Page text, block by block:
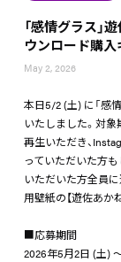
「感情グラス」
ウンロード購入
May 2, 2026
本日5/2 (土) に「感
いたしました。対象
再生いただき、
っていただいた方
いただいた方全員
用壁紙の【遊佐あか
■応募期間
2026年5月2日 (土)